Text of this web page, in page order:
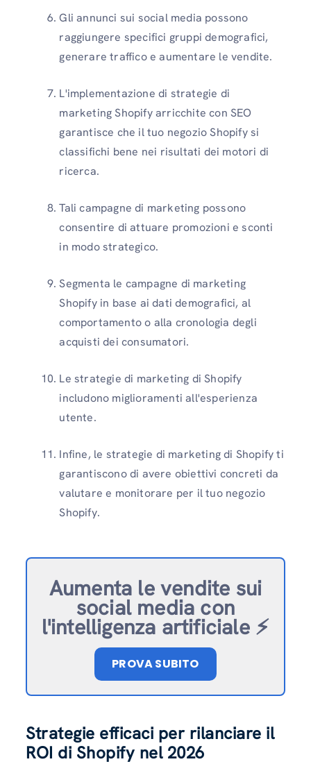
Gli annunci sui social media possono
raggiungere specifici gruppi demografici,
generare traffico e aumentare le vendite.
L'implementazione di strategie di
marketing Shopify arricchite con SEO
garantisce che il tuo negozio Shopify si
classifichi bene nei risultati dei motori di
ricerca.
Tali campagne di marketing possono
consentire di attuare promozioni e sconti
in modo strategico.
Segmenta le campagne di marketing
Shopify in base ai dati demografici, al
comportamento o alla cronologia degli
acquisti dei consumatori.
Le strategie di marketing di Shopify
includono miglioramenti all'esperienza
utente.
Infine, le strategie di marketing di Shopify ti
garantiscono di avere obiettivi concreti da
valutare e monitorare per il tuo negozio
Shopify.
Aumenta le vendite sui
social media con
l'intelligenza artificiale ⚡️
PROVA SUBITO
Strategie efficaci per rilanciare il
ROI di Shopify nel 2026